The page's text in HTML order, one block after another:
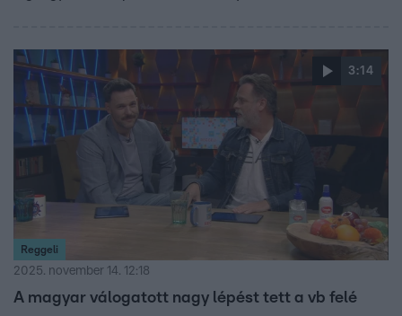
3:14
Reggeli
2025. november 14. 12:18
A magyar válogatott nagy lépést tett a vb felé